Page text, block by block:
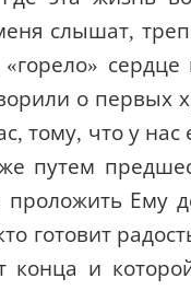
слышат,
о первых
тому, что у нас
путем
Ему
готовит
конца и